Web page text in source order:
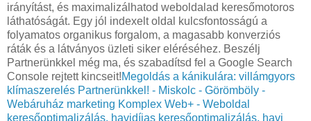
irányítást, és maximalizálhatod weboldalad keresőmotoros
láthatóságát. Egy jól indexelt oldal kulcsfontosságú a
folyamatos organikus forgalom, a magasabb konverziós
ráták és a látványos üzleti siker eléréséhez. Beszélj
Partnerünkkel még ma, és szabadítsd fel a Google Search
Console rejtett kincseit!Megoldás a kánikulára: villámgyors
klímaszerelés Partnerünkkel! - Miskolc - Görömböly -
Webáruház marketing Komplex Web+ - Weboldal
keresőoptimalizálás, havidíjas keresőoptimalizálás, havi